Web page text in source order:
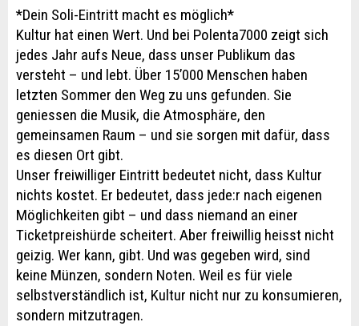
*Dein Soli-Eintritt macht es möglich*
Kultur hat einen Wert. Und bei Polenta7000 zeigt sich
jedes Jahr aufs Neue, dass unser Publikum das
versteht – und lebt. Über 15’000 Menschen haben
letzten Sommer den Weg zu uns gefunden. Sie
geniessen die Musik, die Atmosphäre, den
gemeinsamen Raum – und sie sorgen mit dafür, dass
es diesen Ort gibt.
Unser freiwilliger Eintritt bedeutet nicht, dass Kultur
nichts kostet. Er bedeutet, dass jede:r nach eigenen
Möglichkeiten gibt – und dass niemand an einer
Ticketpreishürde scheitert. Aber freiwillig heisst nicht
geizig. Wer kann, gibt. Und was gegeben wird, sind
keine Münzen, sondern Noten. Weil es für viele
selbstverständlich ist, Kultur nicht nur zu konsumieren,
sondern mitzutragen.